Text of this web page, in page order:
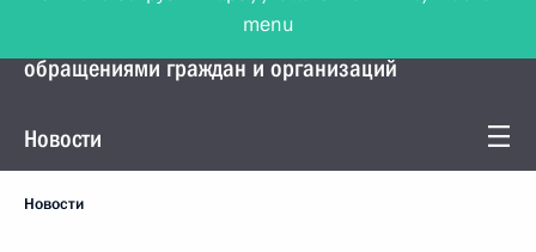
Управление Президента по работе с
обращениями граждан и организаций
Новости
Новости
menu